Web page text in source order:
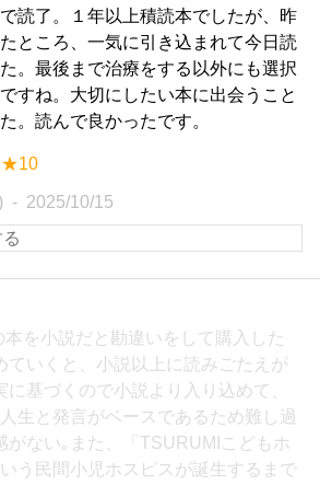
読了。１年以上積読本でしたが、昨
ところ、一気に引き込まれて今日読
。最後まで治療をする以外にも選択
すね。大切にしたい本に出会うこと
。読んで良かったです。
★10
2025/10/15
本を小説だと勘違いをして購入した
ていくと、小説以上に読みごたえが
に基づくので小説より入り込めて、
生と発言がベースであるため難し過
がない｡また、「TSURUMIこどもホ
う民間小児ホスピスが誕生するまで